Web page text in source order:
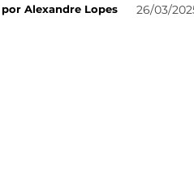
por Alexandre Lopes 26/03/